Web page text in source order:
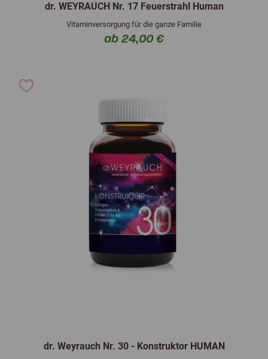
dr. WEYRAUCH Nr. 17 Feuerstrahl Human
Vitaminversorgung für die ganze Familie
ab 24,00 €
dr. Weyrauch Nr. 30 - Konstruktor HUMAN